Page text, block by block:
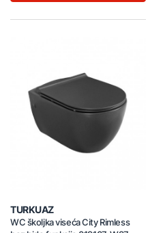
TURKUAZ
WC školjka viseća City Rimless